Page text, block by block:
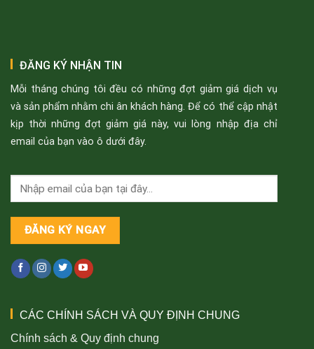
ĐĂNG KÝ NHẬN TIN
Mỗi tháng chúng tôi đều có những đợt giảm giá dịch vụ
và sản phẩm nhằm chi ân khách hàng. Để có thể cập nhật
kịp thời những đợt giảm giá này, vui lòng nhập địa chỉ
email của bạn vào ô dưới đây.
CÁC CHÍNH SÁCH VÀ QUY ĐỊNH CHUNG
Chính sách & Quy định chung